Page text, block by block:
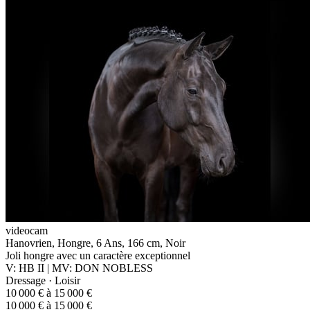
videocam
Hanovrien, Hongre, 6 Ans, 166 cm, Noir
Joli hongre avec un caractère exceptionnel
V: HB II | MV: DON NOBLESS
Dressage · Loisir
10 000 € à 15 000 €
10 000 € à 15 000 €